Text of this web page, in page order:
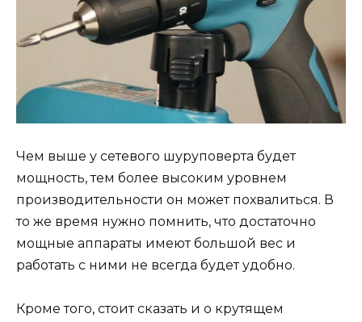
Чем выше у сетевого шуруповерта будет
мощность, тем более высоким уровнем
производительности он может похвалиться. В
то же время нужно помнить, что достаточно
мощные аппараты имеют большой вес и
работать с ними не всегда будет удобно.
Кроме того, стоит сказать и о крутящем